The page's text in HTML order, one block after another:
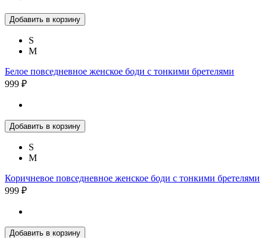
Добавить в корзину
S
M
Белое повседневное женское боди с тонкими бретелями
999 ₽
Добавить в корзину
S
M
Коричневое повседневное женское боди с тонкими бретелями
999 ₽
Добавить в корзину